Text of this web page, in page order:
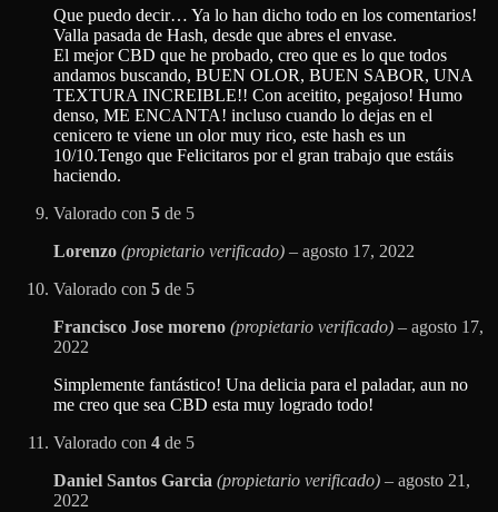
Que puedo decir… Ya lo han dicho todo en los comentarios!
Valla pasada de Hash, desde que abres el envase.
El mejor CBD que he probado, creo que es lo que todos
andamos buscando, BUEN OLOR, BUEN SABOR, UNA
TEXTURA INCREIBLE!! Con aceitito, pegajoso! Humo
denso, ME ENCANTA! incluso cuando lo dejas en el
cenicero te viene un olor muy rico, este hash es un
10/10.Tengo que Felicitaros por el gran trabajo que estáis
haciendo.
Valorado con 5 de 5
Lorenzo (propietario verificado) – agosto 17, 2022
Valorado con 5 de 5
Francisco Jose moreno (propietario verificado) – agosto 17,
2022
Simplemente fantástico! Una delicia para el paladar, aun no
me creo que sea CBD esta muy logrado todo!
Valorado con 4 de 5
Daniel Santos Garcia (propietario verificado) – agosto 21,
2022